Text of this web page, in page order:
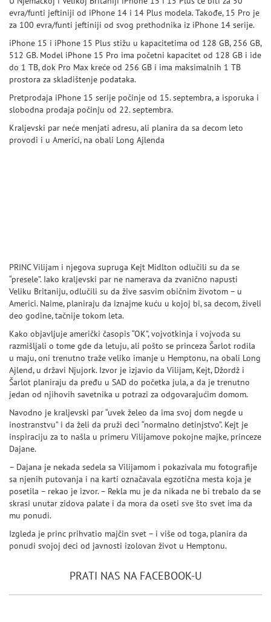
evra/funti jeftiniji od iPhone 14 i 14 Plus modela. Takođe, 15 Pro je
za 100 evra/funti jeftiniji od svog prethodnika iz iPhone 14 serije.
iPhone 15 i iPhone 15 Plus stižu u kapacitetima od 128 GB, 256 GB,
512 GB. Model iPhone 15 Pro ima početni kapacitet od 128 GB i ide
do 1 TB, dok Pro Max kreće od 256 GB i ima maksimalnih 1 TB
prostora za skladištenje podataka.
Pretprodaja iPhone 15 serije počinje od 15. septembra, a isporuka i
slobodna prodaja počinju od 22. septembra.
Kraljevski par neće menjati adresu, ali planira da sa decom leto
provodi i u Americi, na obali Long Ajlenda
PRINC Vilijam i njegova supruga Kejt Midlton odlučili su da se
“presele”. Iako kraljevski par ne namerava da zvanično napusti
Veliku Britaniju, odlučili su da žive sasvim običnim životom – u
Americi. Naime, planiraju da iznajme kuću u kojoj bi, sa decom, živeli
deo godine, tačnije tokom leta.
Kako objavljuje američki časopis “OK”, vojvotkinja i vojvoda su
razmišljali o tome gde da letuju, ali pošto se princeza Šarlot rodila
u maju, oni trenutno traže veliko imanje u Hemptonu, na obali Long
Ajlend, u državi Njujork. Izvor je izjavio da Vilijam, Kejt, Džordž i
Šarlot planiraju da pređu u SAD do početka jula, a da je trenutno
jedan od njihovih savetnika u potrazi za odgovarajućim domom.
Navodno je kraljevski par “uvek želeo da ima svoj dom negde u
inostranstvu” i da želi da pruži deci “normalno detinjstvo”. Kejt je
inspiraciju za to našla u primeru Vilijamove pokojne majke, princeze
Dajane.
– Dajana je nekada sedela sa Vilijamom i pokazivala mu fotografije
sa njenih putovanja i na karti označavala egzotična mesta koja je
posetila – rekao je izvor. – Rekla mu je da nikada ne bi trebalo da se
skrasi unutar zidova palate i da mora da oseti sve što svet ima da
mu ponudi.
Izgleda je princ prihvatio majčin svet – i više od toga, planira da
ponudi svojoj deci od javnosti izolovan život u Hemptonu.
PRATI NAS NA FACEBOOK-U